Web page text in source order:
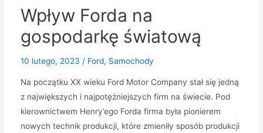
Wpływ Forda na
gospodarkę światową
10 lutego, 2023 / Ford, Samochody
Na początku XX wieku Ford Motor Company stał się jedną
z największych i najpotężniejszych firm na świecie. Pod
kierownictwem Henry’ego Forda firma była pionierem
nowych technik produkcji, które zmieniły sposób produkcji